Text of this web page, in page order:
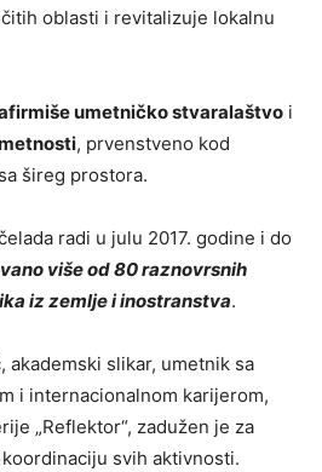
oblasti i revitalizuje lokalnu
umetničko stvaralaštvo i
, prvenstveno kod
šireg prostora.
radi u julu 2017. godine i do
više od 80 raznovrsnih
iz zemlje i inostranstva.
akademski slikar, umetnik sa
i internacionalnom karijerom,
„Reflektor“, zadužen je za
svih aktivnosti.